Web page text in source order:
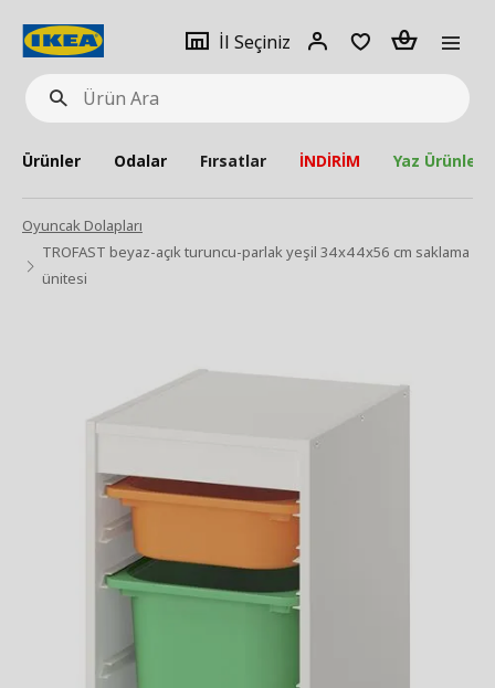
Ürün
Ara
İl Seçiniz
Giriş
Adet
Ürünler Odalar Fırsatlar İNDİRİM Yaz Ürünleri
Oyuncak Dolapları
TROFAST beyaz-açık turuncu-parlak yeşil 34x44x56 cm saklama
ünitesi